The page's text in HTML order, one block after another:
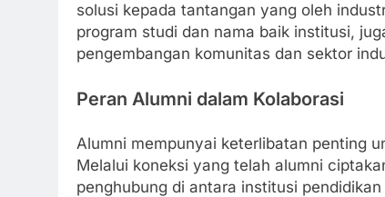
solusi kepada tantangan yang oleh
program studi dan nama baik institusi,
pengembangan komunitas dan sektor
Peran Alumni dalam Kolaborasi
Alumni mempunyai keterlibatan penting
Melalui koneksi yang telah alumni
penghubung di antara institusi